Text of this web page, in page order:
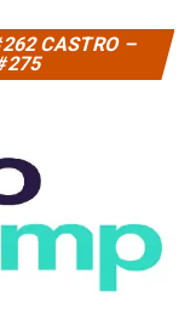
CASTRO –